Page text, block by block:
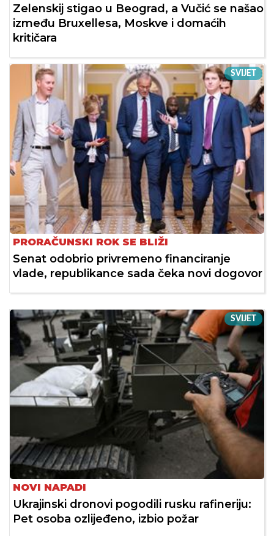
Zelenskij stigao u Beograd, a Vučić se našao
između Bruxellesa, Moskve i domaćih
kritičara
SVIJET
PRORAČUNSKI ROK SE BLIŽI
Senat odobrio privremeno financiranje
vlade, republikance sada čeka novi dogovor
SVIJET
NOVI NAPADI
Ukrajinski dronovi pogodili rusku rafineriju:
Pet osoba ozlijeđeno, izbio požar